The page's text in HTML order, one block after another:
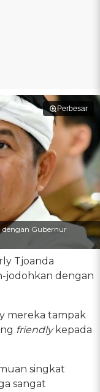
Perbesar
dengan Gubernur
Tjoanda
jodohkan dengan
mereka tampak
friendlykepada
singkat
sangat